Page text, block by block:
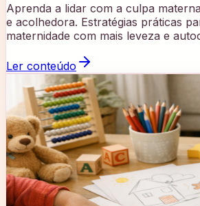
Aprenda a lidar com a culpa
e acolhedora. Estratégias práticas
maternidade com mais leveza e
Ler conteúdo